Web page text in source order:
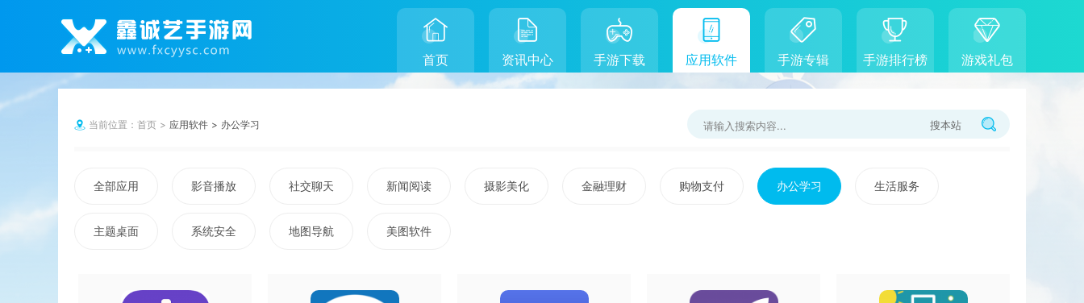
首页 资讯中心 手游下载 应用软件 手游专辑 手游排行榜 游戏礼包
当前位置： 首页 应用软件 办公学习 搜本站
全部应用 影音播放 社交聊天 新闻阅读 摄影美化 金融理财 购物支付 办公学习 生活服务
主题桌面 系统安全 地图导航 美图软件